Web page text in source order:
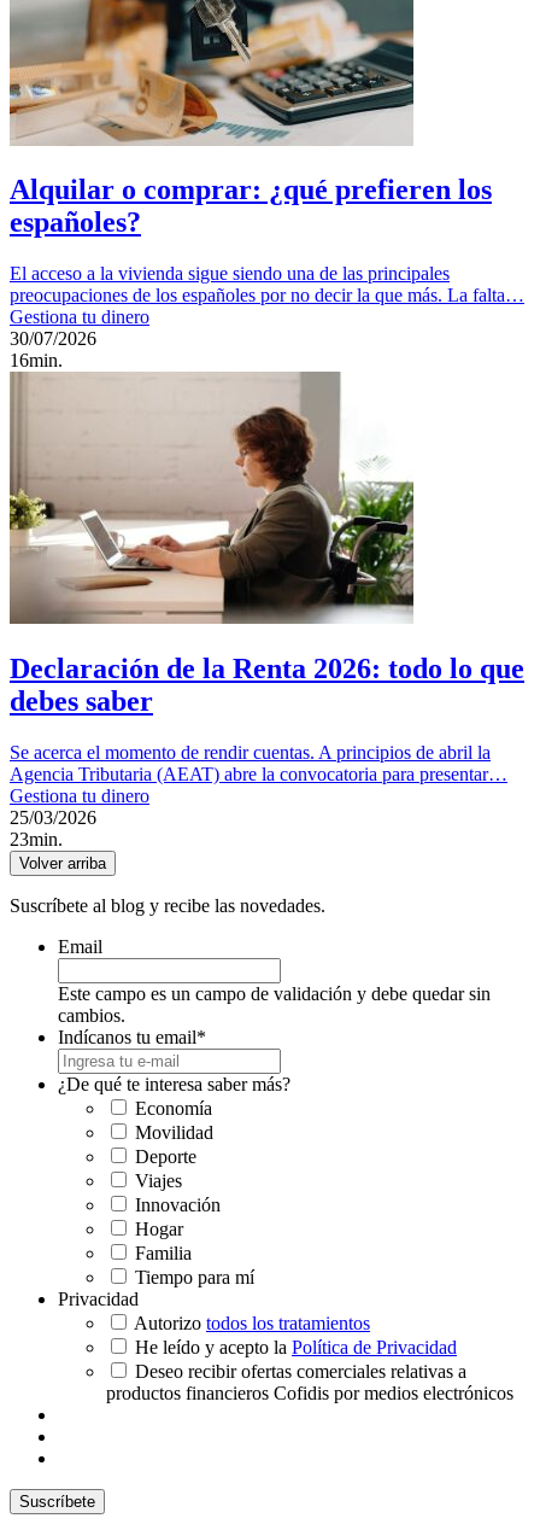
Alquilar o comprar: ¿qué prefieren los
españoles?
El acceso a la vivienda sigue siendo una de las principales
preocupaciones de los españoles por no decir la que más. La falta…
Gestiona tu dinero
30/07/2026
16min.
Declaración de la Renta 2026: todo lo que
debes saber
Se acerca el momento de rendir cuentas. A principios de abril la
Agencia Tributaria (AEAT) abre la convocatoria para presentar…
Gestiona tu dinero
25/03/2026
23min.
Volver arriba
Suscríbete al blog y recibe las novedades.
Email
Este campo es un campo de validación y debe quedar sin
cambios.
Indícanos tu email*
¿De qué te interesa saber más?
Economía
Movilidad
Deporte
Viajes
Innovación
Hogar
Familia
Tiempo para mí
Privacidad
Autorizo todos los tratamientos
He leído y acepto la Política de Privacidad
Deseo recibir ofertas comerciales relativas a
productos financieros Cofidis por medios electrónicos